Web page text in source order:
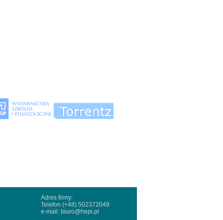
Adres firmy:
Telefon (+48) 502372049
e-mail: biuro@hepi.pl